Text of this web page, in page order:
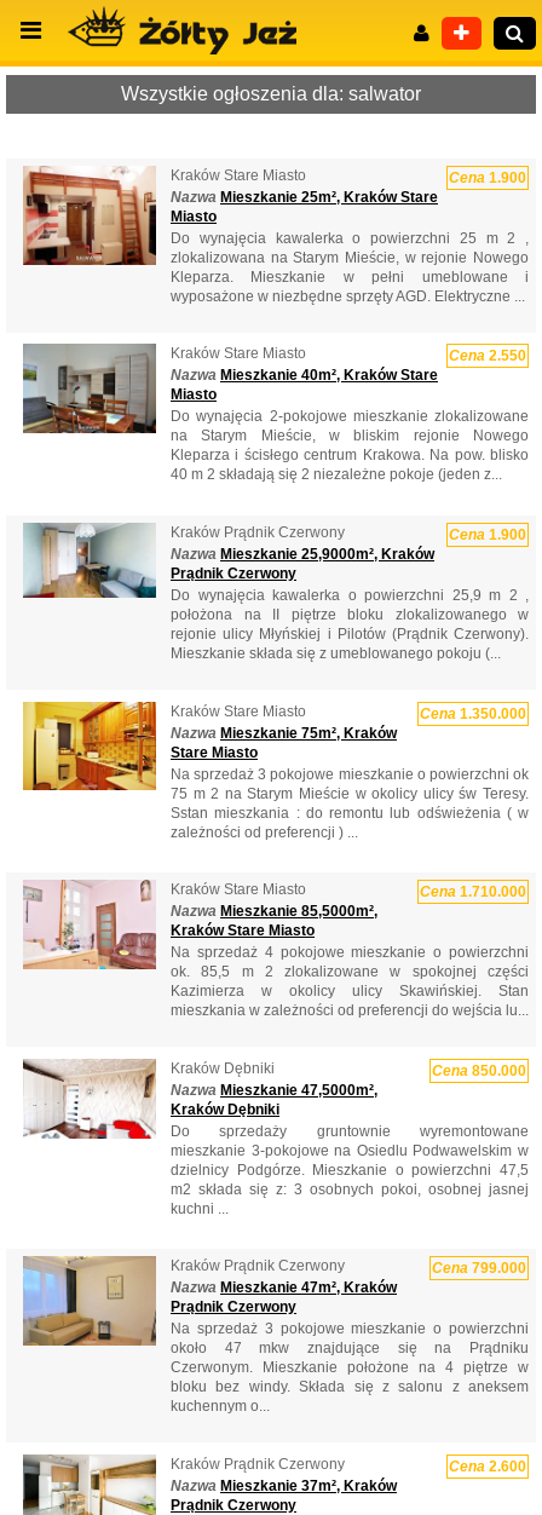
Wyszukiwanie zaawansowane
Wszystkie ogłoszenia dla: salwator
Kraków Stare Miasto Cena 1.900
Nazwa Mieszkanie 25m², Kraków Stare
Miasto
Do wynajęcia kawalerka o powierzchni 25 m 2 ,
zlokalizowana na Starym Mieście, w rejonie Nowego
Kleparza. Mieszkanie w pełni umeblowane i
wyposażone w niezbędne sprzęty AGD. Elektryczne ...
Kraków Stare Miasto Cena 2.550
Nazwa Mieszkanie 40m², Kraków Stare
Miasto
Do wynajęcia 2-pokojowe mieszkanie zlokalizowane
na Starym Mieście, w bliskim rejonie Nowego
Kleparza i ścisłego centrum Krakowa. Na pow. blisko
40 m 2 składają się 2 niezależne pokoje (jeden z...
Kraków Prądnik Czerwony Cena 1.900
Nazwa Mieszkanie 25,9000m², Kraków
Prądnik Czerwony
Do wynajęcia kawalerka o powierzchni 25,9 m 2 ,
położona na II piętrze bloku zlokalizowanego w
rejonie ulicy Młyńskiej i Pilotów (Prądnik Czerwony).
Mieszkanie składa się z umeblowanego pokoju (...
Kraków Stare Miasto Cena 1.350.000
Nazwa Mieszkanie 75m², Kraków
Stare Miasto
Na sprzedaż 3 pokojowe mieszkanie o powierzchni ok
75 m 2 na Starym Mieście w okolicy ulicy św Teresy.
Sstan mieszkania : do remontu lub odświeżenia ( w
zależności od preferencji ) ...
Kraków Stare Miasto Cena 1.710.000
Nazwa Mieszkanie 85,5000m²,
Kraków Stare Miasto
Na sprzedaż 4 pokojowe mieszkanie o powierzchni
ok. 85,5 m 2 zlokalizowane w spokojnej części
Kazimierza w okolicy ulicy Skawińskiej. Stan
mieszkania w zależności od preferencji do wejścia lu...
Kraków Dębniki Cena 850.000
Nazwa Mieszkanie 47,5000m²,
Kraków Dębniki
Do sprzedaży gruntownie wyremontowane
mieszkanie 3-pokojowe na Osiedlu Podwawelskim w
dzielnicy Podgórze. Mieszkanie o powierzchni 47,5
m2 składa się z: 3 osobnych pokoi, osobnej jasnej
kuchni ...
Kraków Prądnik Czerwony Cena 799.000
Nazwa Mieszkanie 47m², Kraków
Prądnik Czerwony
Na sprzedaż 3 pokojowe mieszkanie o powierzchni
około 47 mkw znajdujące się na Prądniku
Czerwonym. Mieszkanie położone na 4 piętrze w
bloku bez windy. Składa się z salonu z aneksem
kuchennym o...
Kraków Prądnik Czerwony Cena 2.600
Nazwa Mieszkanie 37m², Kraków
Prądnik Czerwony